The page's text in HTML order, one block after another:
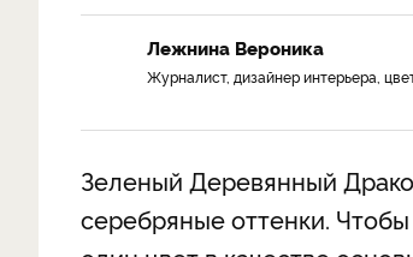
Лежнина Вероника
Журналист, дизайнер интерьера,
Зеленый Деревянный
серебряные оттенки.